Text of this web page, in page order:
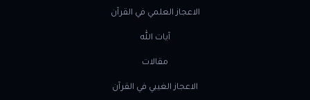
الاعجاز العلمي في القرآن
آيات الله
مقالات
الاعجاز الغيبي في القرآن